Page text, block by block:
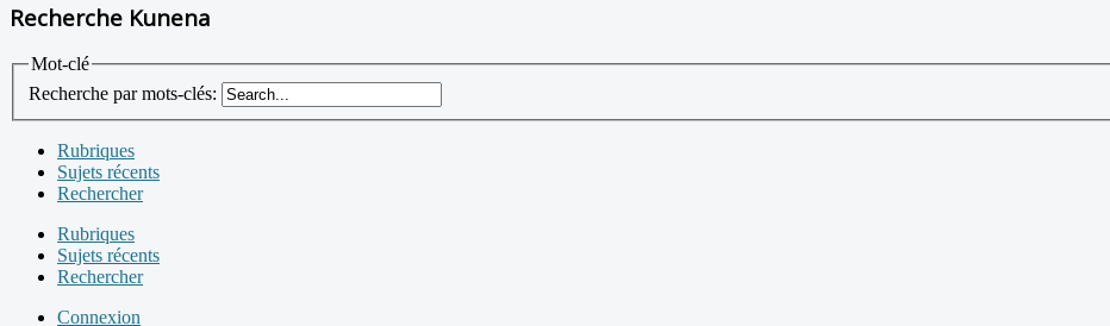
Recherche Kunena
Mot-clé
Recherche par mots-clés:
Rubriques
Sujets récents
Rechercher
Rubriques
Sujets récents
Rechercher
Connexion